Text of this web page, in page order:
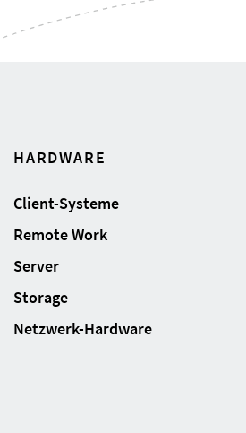
HARDWARE
Client-Systeme
Remote Work
Server
Storage
Netzwerk-Hardware